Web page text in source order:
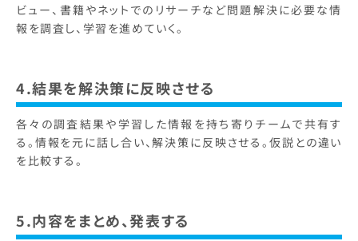
ビュー、書籍やネットでのリサーチなど問題解決に必要な情
報を調査し、学習を進めていく。
4.結果を解決策に反映させる
各々の調査結果や学習した情報を持ち寄りチームで共有す
る。情報を元に話し合い、解決策に反映させる。仮説との違い
を比較する。
5.内容をまとめ、発表する